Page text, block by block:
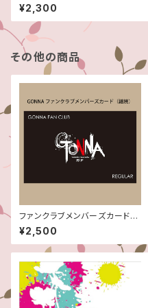
¥2,300
その他の商品
ファンクラブメンバーズカード
（年会費）
¥2,500